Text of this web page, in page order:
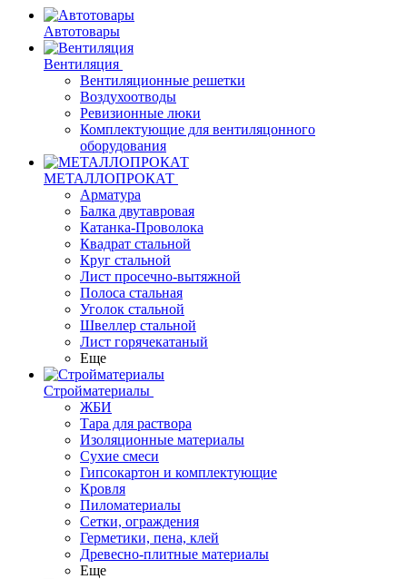
Автотовары
Вентиляция
Вентиляционные решетки
Воздухоотводы
Ревизионные люки
Комплектующие для вентиляцонного
оборудования
МЕТАЛЛОПРОКАТ
Арматура
Балка двутавровая
Катанка-Проволока
Квадрат стальной
Круг стальной
Лист просечно-вытяжной
Полоса стальная
Уголок стальной
Швеллер стальной
Лист горячекатаный
Еще
Стройматериалы
ЖБИ
Тара для раствора
Изоляционные материалы
Сухие смеси
Гипсокартон и комплектующие
Кровля
Пиломатериалы
Сетки, ограждения
Герметики, пена, клей
Древесно-плитные материалы
Еще